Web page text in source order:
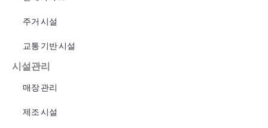
주거 시설
교통 기반 시설
시설관리
매장 관리
제조 시설